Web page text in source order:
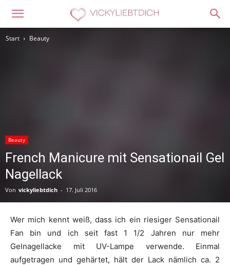
Start Beauty
Beauty
French Manicure mit Sensationail Gel
Nagellack
Von vickyliebtdich - 17. Juli 2016
Wer mich kennt weiß, dass ich ein riesiger Sensationail
Fan bin und ich seit fast 1 1/2 Jahren nur mehr
Gelnagellacke mit UV-Lampe verwende. Einmal
aufgetragen und gehärtet, hält der Lack nämlich ca. 2